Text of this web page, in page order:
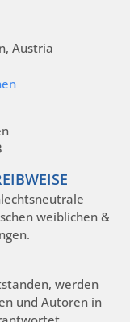
Austria
weiblichen &
werden
und Autoren in